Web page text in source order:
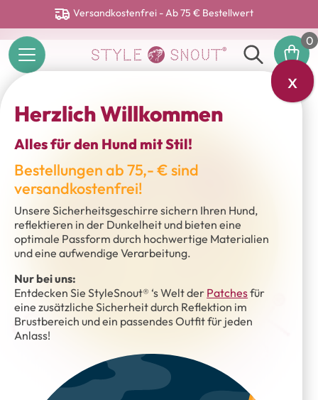
Versandkostenfrei - Ab 75 € Bestellwert
0
Herzlich Willkommen
Alles für den Hund mit Stil!
Bestellungen ab 75,- € sind
versandkostenfrei!
Unsere Sicherheitsgeschirre sichern Ihren Hund,
reflektieren in der Dunkelheit und bieten eine
optimale Passform durch hochwertige Materialien
und eine aufwendige Verarbeitung.
Nur bei uns:
Entdecken Sie StyleSnout® ‘s Welt der Patchesfür
eine zusätzliche Sicherheit durch Reflektion im
Brustbereich und ein passendes Outfit für jeden
Anlass!
x